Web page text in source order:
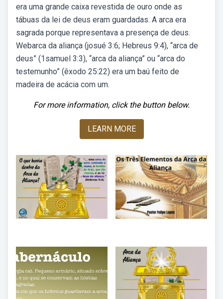
era uma grande caixa revestida de ouro onde as
tábuas da lei de deus eram guardadas. A arca era
sagrada porque representava a presença de deus.
Webarca da aliança (josué 3:6; Hebreus 9:4), “arca de
deus” (1samuel 3:3), “arca da aliança” ou “arca do
testemunho” (êxodo 25:22) era um baú feito de
madeira de acácia com um.
For more information, click the button below.
LEARN MORE